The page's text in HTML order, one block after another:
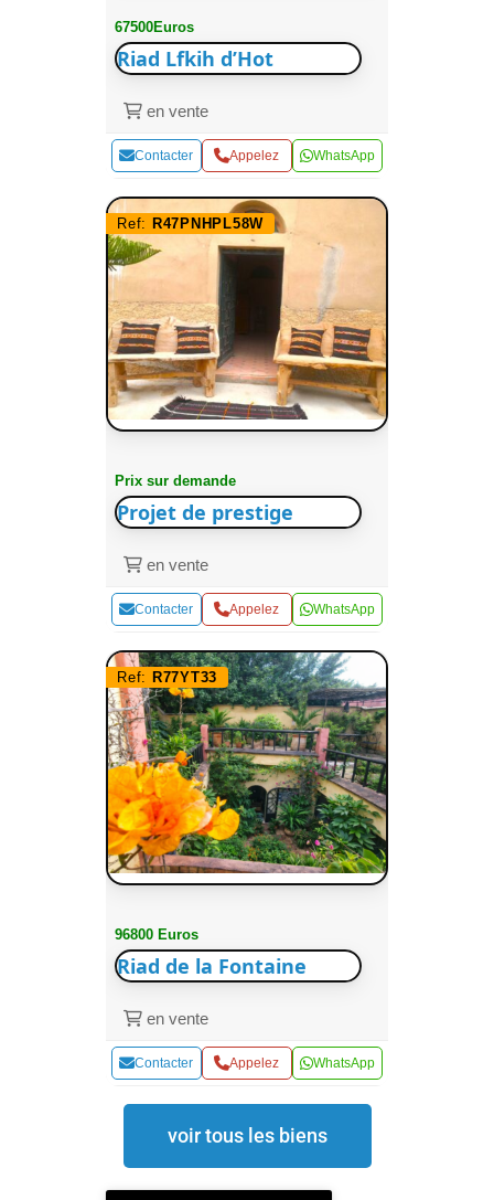
67500Euros
Riad Lfkih d’Hot
en vente
Contacter Appelez WhatsApp
Ref: R47PNHPL58W
Prix sur demande
Projet de prestige
en vente
Contacter Appelez WhatsApp
Ref: R77YT33
96800 Euros
Riad de la Fontaine
en vente
Contacter Appelez WhatsApp
voir tous les biens